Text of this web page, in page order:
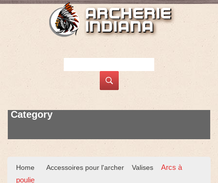
Category
Home Accessoires pour l'archer Valises
Arcs à
poulie